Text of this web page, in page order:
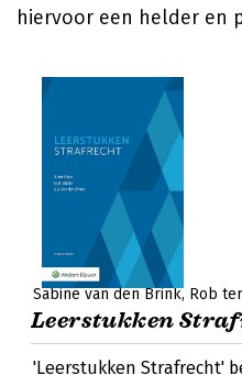
hiervoor een helder en
Sabine van den Brink Rob
Leerstukken
'Leerstukken Strafrecht'